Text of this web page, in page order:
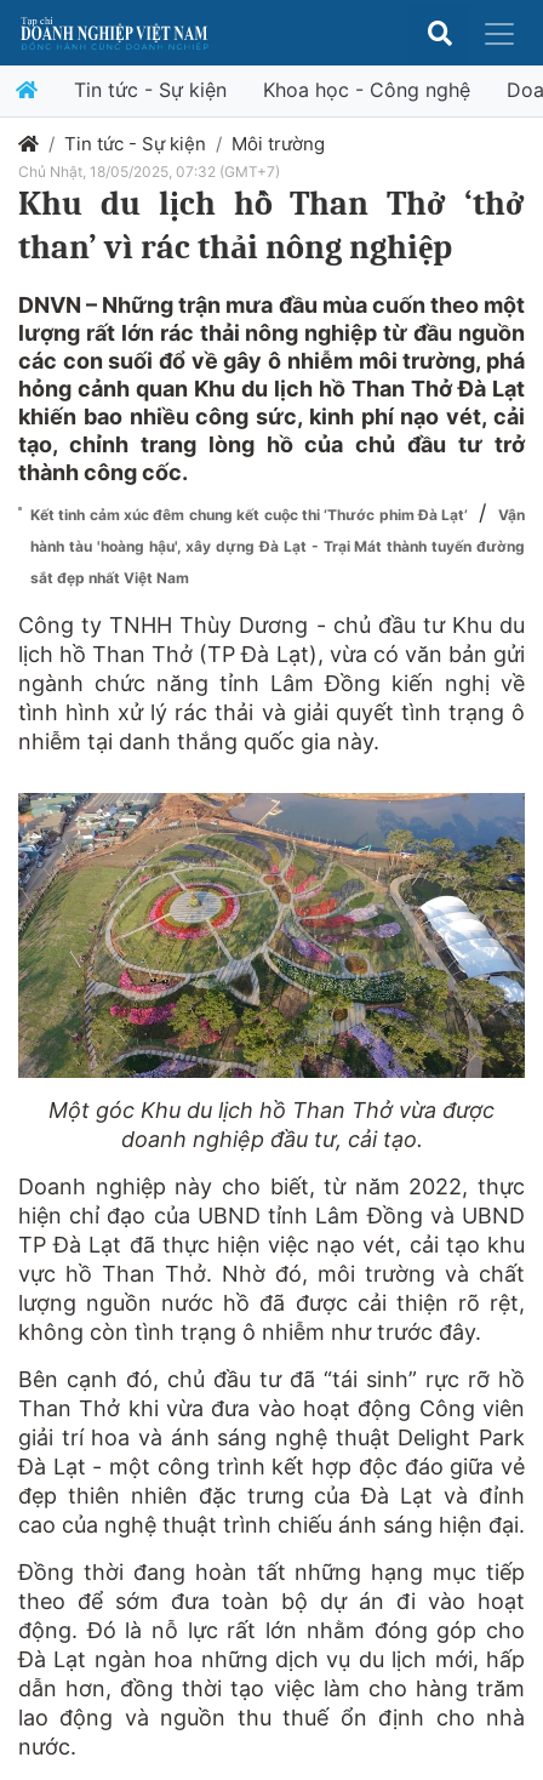
Tin tức - Sự kiện Khoa học - Công nghệ
Tin tức - Sự kiện Môi trường
Chủ Nhật, 18/05/2025, 07:32 (GMT+7)
Khu du lịch hồ Than Thở ‘thở
than’ vì rác thải nông nghiệp
DNVN – Những trận mưa đầu mùa cuốn theo một
lượng rất lớn rác thải nông nghiệp từ đầu nguồn
các con suối đổ về gây ô nhiễm môi trường, phá
hỏng cảnh quan Khu du lịch hồ Than Thở Đà Lạt
khiến bao nhiều công sức, kinh phí nạo vét, cải
tạo, chỉnh trang lòng hồ của chủ đầu tư trở
thành công cốc.
Kết tinh cảm xúc đêm chung kết cuộc thi ‘Thước phim Đà Lạt’ /
Vận
hành tàu 'hoàng hậu', xây dựng Đà Lạt - Trại Mát thành tuyến đường
sắt đẹp nhất Việt Nam
Công ty TNHH Thùy Dương - chủ đầu tư Khu du
lịch hồ Than Thở (TP Đà Lạt), vừa có văn bản gửi
ngành chức năng tỉnh Lâm Đồng kiến nghị về
tình hình xử lý rác thải và giải quyết tình trạng ô
nhiễm tại danh thắng quốc gia này.
Một góc Khu du lịch hồ Than Thở vừa được
doanh nghiệp đầu tư, cải tạo.
Doanh nghiệp này cho biết, từ năm 2022, thực
hiện chỉ đạo của UBND tỉnh Lâm Đồng và UBND
TP Đà Lạt đã thực hiện việc nạo vét, cải tạo khu
vực hồ Than Thở. Nhờ đó, môi trường và chất
lượng nguồn nước hồ đã được cải thiện rõ rệt,
không còn tình trạng ô nhiễm như trước đây.
Bên cạnh đó, chủ đầu tư đã “tái sinh” rực rỡ hồ
Than Thở khi vừa đưa vào hoạt động Công viên
giải trí hoa và ánh sáng nghệ thuật Delight Park
Đà Lạt - một công trình kết hợp độc đáo giữa vẻ
đẹp thiên nhiên đặc trưng của Đà Lạt và đỉnh
cao của nghệ thuật trình chiếu ánh sáng hiện đại.
Đồng thời đang hoàn tất những hạng mục tiếp
theo để sớm đưa toàn bộ dự án đi vào hoạt
động. Đó là nỗ lực rất lớn nhằm đóng góp cho
Đà Lạt ngàn hoa những dịch vụ du lịch mới, hấp
dẫn hơn, đồng thời tạo việc làm cho hàng trăm
lao động và nguồn thu thuế ổn định cho nhà
nước.